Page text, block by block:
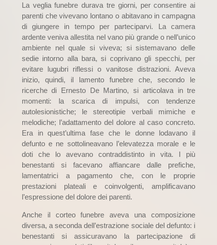
La veglia funebre durava tre giorni, per consentire ai
parenti che vivevano lontano o abitavano in campagna
di giungere in tempo per parteciparvi. La camera
ardente veniva allestita nel vano più grande o nell’unico
ambiente nel quale si viveva; si sistemavano delle
sedie intorno alla bara, si coprivano gli specchi, per
evitare lugubri riflessi o vanitose distrazioni. Aveva
inizio, quindi, il lamento funebre che, secondo le
ricerche di Ernesto De Martino, si articolava in tre
momenti: la scarica di impulsi, con tendenze
autolesionistiche; le stereotipie verbali mimiche e
melodiche; l’adattamento del dolore al caso concreto.
Era in quest’ultima fase che le donne lodavano il
defunto e ne sottolineavano l’elevatezza morale e le
doti che lo avevano contraddistinto in vita. I più
benestanti si facevano affiancare dalle prefiche,
lamentatrici a pagamento che, con le proprie
prestazioni plateali e coinvolgenti, amplificavano
l’espressione del dolore dei parenti.
Anche il corteo funebre aveva una composizione
diversa, a seconda dell’estrazione sociale del defunto: i
benestanti si assicuravano la partecipazione di